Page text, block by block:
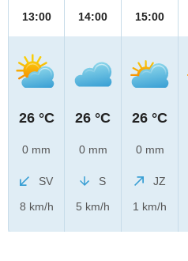
13:00
26 °C
0 mm
SV
8 km/h
14:00
26 °C
0 mm
S
5 km/h
15:00
26 °C
0 mm
JZ
1 km/h